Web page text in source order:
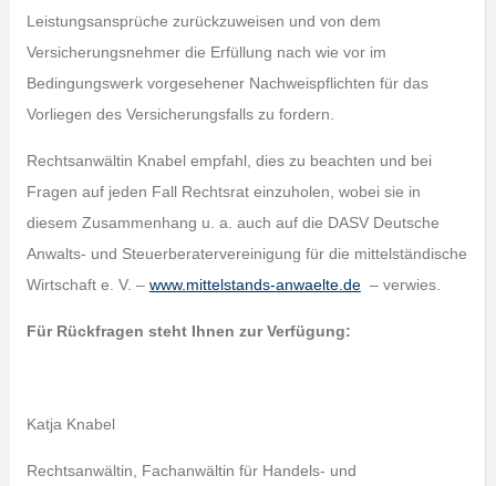
Leistungsansprüche zurückzuweisen und von dem
Versicherungsnehmer die Erfüllung nach wie vor im
Bedingungswerk vorgesehener Nachweispflichten für das
Vorliegen des Versicherungsfalls zu fordern.
Rechtsanwältin Knabel empfahl, dies zu beachten und bei
Fragen auf jeden Fall Rechtsrat einzuholen, wobei sie in
diesem Zusammenhang u. a. auch auf die DASV Deutsche
Anwalts- und Steuerberatervereinigung für die mittelständische
Wirtschaft e. V. – www.mittelstands-anwaelte.de– verwies.
Für Rückfragen steht Ihnen zur Verfügung:
Katja Knabel
Rechtsanwältin, Fachanwältin für Handels- und